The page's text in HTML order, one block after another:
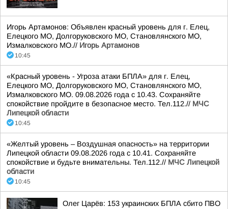
Игорь Артамонов: Объявлен красный уровень для г. Елец,
Елецкого МО, Долгоруковского МО, Становлянского МО,
Измалковского МО.// Игорь Артамонов
10:45
«Красный уровень - Угроза атаки БПЛА» для г. Елец,
Елецкого МО, Долгоруковского МО, Становлянского МО,
Измалковского МО. 09.08.2026 года с 10.43. Сохраняйте
спокойствие пройдите в безопасное место. Тел.112.// МЧС
Липецкой области
10:45
«Желтый уровень – Воздушная опасность» на территории
Липецкой области 09.08.2026 года с 10.41. Сохраняйте
спокойствие и будьте внимательны. Тел.112.// МЧС Липецкой
области
10:45
Олег Царёв: 153 украинских БПЛА сбито ПВО